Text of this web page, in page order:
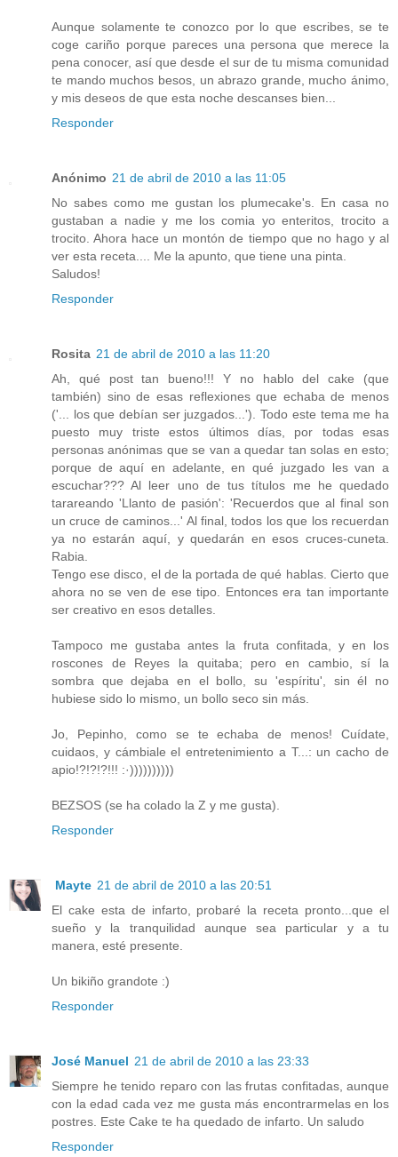
Aunque solamente te conozco por lo que escribes, se te
coge cariño porque pareces una persona que merece la
pena conocer, así que desde el sur de tu misma comunidad
te mando muchos besos, un abrazo grande, mucho ánimo,
y mis deseos de que esta noche descanses bien...
Responder
Anónimo 21 de abril de 2010 a las 11:05
No sabes como me gustan los plumecake's. En casa no
gustaban a nadie y me los comia yo enteritos, trocito a
trocito. Ahora hace un montón de tiempo que no hago y al
ver esta receta.... Me la apunto, que tiene una pinta.
Saludos!
Responder
Rosita 21 de abril de 2010 a las 11:20
Ah, qué post tan bueno!!! Y no hablo del cake (que
también) sino de esas reflexiones que echaba de menos
('... los que debían ser juzgados...'). Todo este tema me ha
puesto muy triste estos últimos días, por todas esas
personas anónimas que se van a quedar tan solas en esto;
porque de aquí en adelante, en qué juzgado les van a
escuchar??? Al leer uno de tus títulos me he quedado
tarareando 'Llanto de pasión': 'Recuerdos que al final son
un cruce de caminos...' Al final, todos los que los recuerdan
ya no estarán aquí, y quedarán en esos cruces-cuneta.
Rabia.
Tengo ese disco, el de la portada de qué hablas. Cierto que
ahora no se ven de ese tipo. Entonces era tan importante
ser creativo en esos detalles.
Tampoco me gustaba antes la fruta confitada, y en los
roscones de Reyes la quitaba; pero en cambio, sí la
sombra que dejaba en el bollo, su 'espíritu', sin él no
hubiese sido lo mismo, un bollo seco sin más.
Jo, Pepinho, como se te echaba de menos! Cuídate,
cuidaos, y cámbiale el entretenimiento a T...: un cacho de
apio!?!?!?!!! :·))))))))))
BEZSOS (se ha colado la Z y me gusta).
Responder
Mayte 21 de abril de 2010 a las 20:51
El cake esta de infarto, probaré la receta pronto...que el
sueño y la tranquilidad aunque sea particular y a tu
manera, esté presente.
Un bikiño grandote :)
Responder
José Manuel 21 de abril de 2010 a las 23:33
Siempre he tenido reparo con las frutas confitadas, aunque
con la edad cada vez me gusta más encontrarmelas en los
postres. Este Cake te ha quedado de infarto. Un saludo
Responder